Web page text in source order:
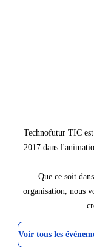
Technofutur TIC
2017 dans
Que ce soit
organisation, nous
Voir tous les